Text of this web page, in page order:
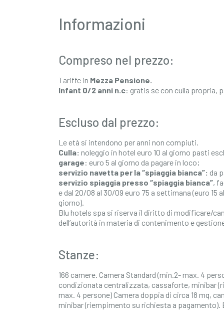
Informazioni
Compreso nel prezzo:
Tariffe in Mezza Pensione.
Infant 0/2 anni n.c: gratis se con culla propria,
Escluso dal prezzo:
Le età si intendono per anni non compiuti.
Culla: noleggio in hotel euro 10 al giorno pasti
garage: euro 5 al giorno da pagare in loco;
servizio navetta per la “spiaggia bianca”: da
servizio spiaggia presso “spiaggia bianca”,
e dal 20/08 al 30/09 euro 75 a settimana (euro 15
giorno).
Blu hotels spa si riserva il diritto di modificare/
dell’autorità in materia di contenimento e
Stanze:
166 camere. Camera Standard (min.2- max. 4
condizionata centralizzata, cassaforte, minibar
max. 4 persone) Camera doppia di circa 18 mq,
minibar (riempimento su richiesta a